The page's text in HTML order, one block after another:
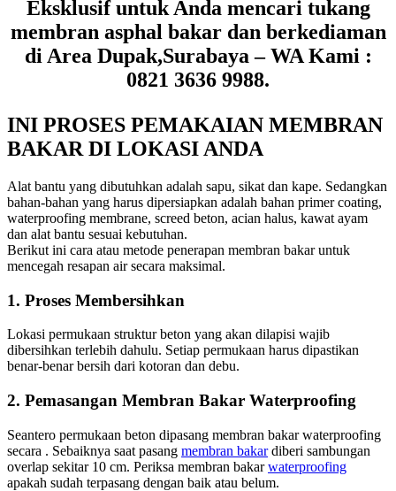
Eksklusif untuk Anda mencari tukang
membran asphal bakar dan berkediaman
di Area Dupak,Surabaya – WA Kami :
0821 3636 9988.
INI PROSES PEMAKAIAN MEMBRAN
BAKAR DI LOKASI ANDA
Alat bantu yang dibutuhkan adalah sapu, sikat dan kape. Sedangkan
bahan-bahan yang harus dipersiapkan adalah bahan primer coating,
waterproofing membrane, screed beton, acian halus, kawat ayam
dan alat bantu sesuai kebutuhan.
Berikut ini cara atau metode penerapan membran bakar untuk
mencegah resapan air secara maksimal.
1. Proses Membersihkan
Lokasi permukaan struktur beton yang akan dilapisi wajib
dibersihkan terlebih dahulu. Setiap permukaan harus dipastikan
benar-benar bersih dari kotoran dan debu.
2. Pemasangan Membran Bakar Waterproofing
Seantero permukaan beton dipasang membran bakar waterproofing
secara . Sebaiknya saat pasang membran bakardiberi sambungan
overlap sekitar 10 cm. Periksa membran bakarwaterproofing
apakah sudah terpasang dengan baik atau belum.